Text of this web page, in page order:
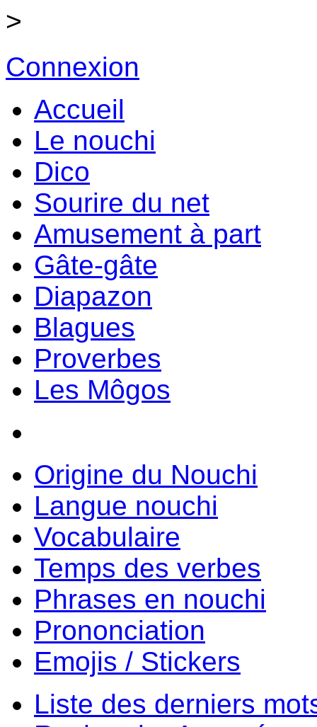
>
Connexion
Accueil
Le nouchi
Dico
Sourire du net
Amusement à part
Gâte-gâte
Diapazon
Blagues
Proverbes
Les Môgos
Origine du Nouchi
Langue nouchi
Vocabulaire
Temps des verbes
Phrases en nouchi
Prononciation
Emojis / Stickers
Liste des derniers